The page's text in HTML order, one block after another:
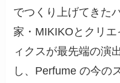
でつくり上げてきた
家・MIKIKOとクリ
ィクスが最先端の演
し、Perfume の今の